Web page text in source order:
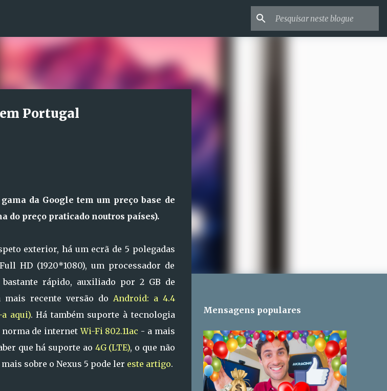
Portugal
da Google tem um preço base de
do preço praticado noutros países).
exterior, há um ecrã de 5 polegadas
HD (1920*1080), um processador de
bastante rápido, auxiliado por 2 GB de
mais recente versão do Android: a 4.4
aqui). Há também suporte à tecnologia
norma de internetWi-Fi 802.11ac - a mais
que há suporte ao 4G (LTE), o que não
mais sobre o Nexus 5 pode ler este artigo.
Mensagens populares